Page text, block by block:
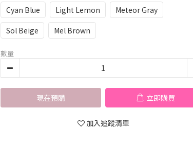
Cyan Blue
Light Lemon
Meteor Gray
Sol Beige
Mel Brown
數量
現在預購 立即購買
加入追蹤清單